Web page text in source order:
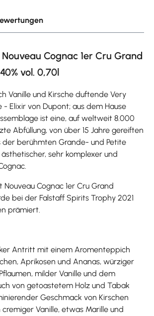
Cognac 1er Cru Grand
vol. 0,70l
Vanille und Kirsche duftende Very
- Elixir von Dupont; aus dem Hause
ist eine, auf weltweit 8.000
Abfüllung, von über 15 Jahre gereiften
der berühmten Grande- und Petite
sehr komplexer und
Nouveau Cognac 1er Cru Grand
bei der Falstaff Spirits Trophy 2021
prämiert.
Antritt mit einem Aromenteppich
Aprikosen und Ananas, würziger
milder Vanille und dem
von getoastetem Holz und Tabak
Geschmack von Kirschen
Vanille, etwas Marille und